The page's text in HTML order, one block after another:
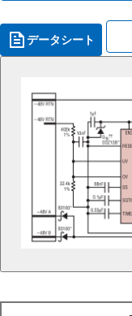
データシート